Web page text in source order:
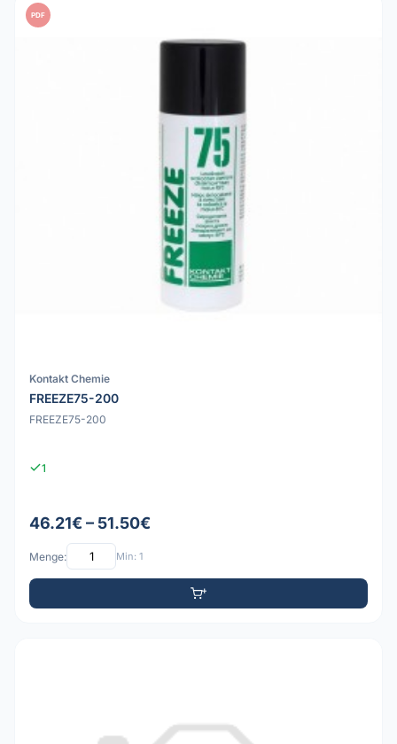
PDF
Kontakt Chemie
FREEZE75-200
FREEZE75-200
1
46.21€ – 51.50€
Menge: Min: 1